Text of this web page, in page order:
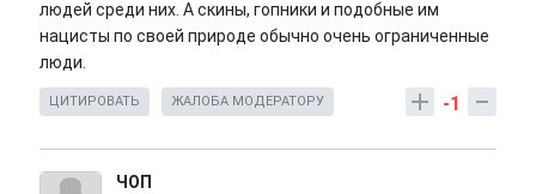
людей среди них. А скины, гопники и подобные им
нацисты по своей природе обычно очень ограниченные
люди.
-1
ЦИТИРОВАТЬ ЖАЛОБА МОДЕРАТОРУ
ЧОП